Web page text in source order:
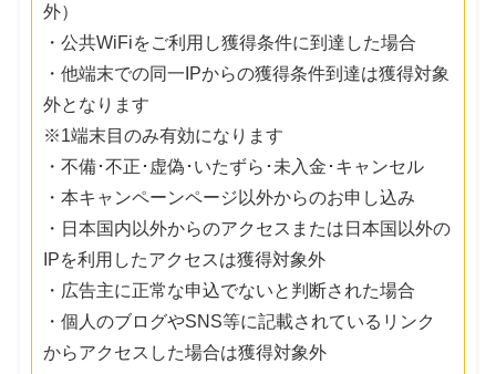
外）
・公共WiFiをご利用し獲得条件に到達した場合
・他端末での同一IPからの獲得条件到達は獲得対象
外となります
※1端末目のみ有効になります
・不備･不正･虚偽･いたずら･未入金･キャンセル
・本キャンペーンページ以外からのお申し込み
・日本国内以外からのアクセスまたは日本国以外の
IPを利用したアクセスは獲得対象外
・広告主に正常な申込でないと判断された場合
・個人のブログやSNS等に記載されているリンク
からアクセスした場合は獲得対象外